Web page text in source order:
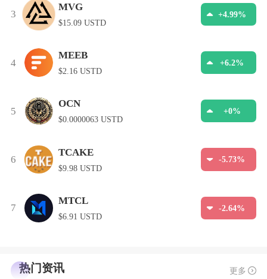
3
MVG
$15.09 USTD
+4.99%
4
MEEB
$2.16 USTD
+6.2%
5
OCN
$0.0000063 USTD
+0%
6
TCAKE
$9.98 USTD
-5.73%
7
MTCL
$6.91 USTD
-2.64%
热门资讯 更多